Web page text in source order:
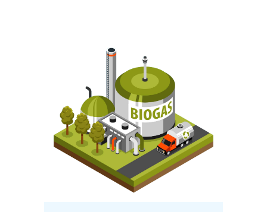
Educació ambiental
Infraestructures
Litoral
Medi Natural
Mobilitat
Pacte dels alcaldes